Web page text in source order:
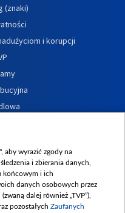
(znaki)
i korupcji
aby wyrazić zgody na
i zbierania danych,
końcowym i ich
danych osobowych przez
dalej również „TVP”),
pozostałych Zaufanych